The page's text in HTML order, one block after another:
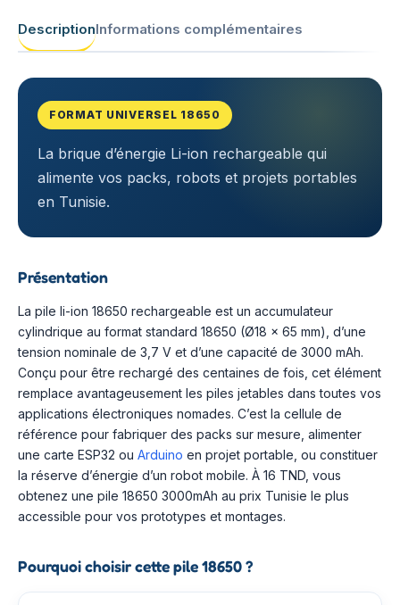
DescriptionInformations complémentaires
FORMAT UNIVERSEL 18650
La brique d’énergie Li-ion rechargeable qui
alimente vos packs, robots et projets portables
en Tunisie.
Présentation
La pile li-ion 18650 rechargeable est un accumulateur
cylindrique au format standard 18650 (Ø18 × 65 mm), d’une
tension nominale de 3,7 V et d’une capacité de 3000 mAh.
Conçu pour être rechargé des centaines de fois, cet élément
remplace avantageusement les piles jetables dans toutes vos
applications électroniques nomades. C’est la cellule de
référence pour fabriquer des packs sur mesure, alimenter
une carte ESP32 ou Arduino en projet portable, ou constituer
la réserve d’énergie d’un robot mobile. À 16 TND, vous
obtenez une pile 18650 3000mAh au prix Tunisie le plus
accessible pour vos prototypes et montages.
Pourquoi choisir cette pile 18650 ?